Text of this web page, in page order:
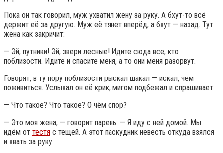
Пока он так говорил, муж ухватил жену за руку. А бхут-то всё
держит её за другую. Муж её тянет вперёд, а бхут — назад. Тут
жена как закричит:
— Эй, путники! Эй, звери лесные! Идите сюда все, кто
поблизости. Идите и спасите меня, а то они меня разорвут.
Говорят, в ту пору поблизости рыскал шакал — искал, чем
поживиться. Услыхал он её крик, мигом подбежал и спрашивает:
— Что такое? Что такое? О чём спор?
— Это моя жена, — говорит парень. — Я иду с ней домой. Мы
идём от тестя с тещей. А этот паскудник невесть откуда взялся
и хвать за руку.